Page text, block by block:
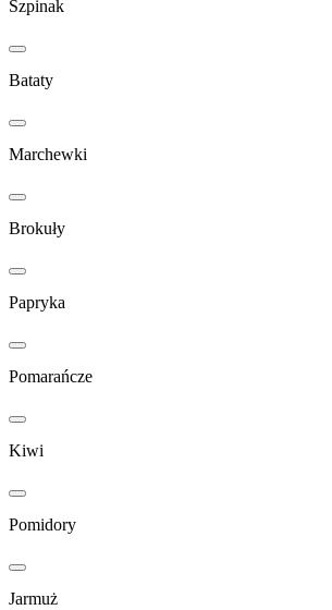
Szpinak
Bataty
Marchewki
Brokuły
Papryka
Pomarańcze
Kiwi
Pomidory
Jarmuż